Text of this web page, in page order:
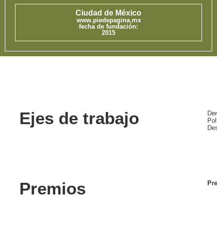
Ciudad de México
www.piedepagina.mx
fecha de fundación:
2015
Ejes de trabajo
Premios